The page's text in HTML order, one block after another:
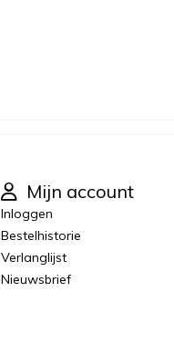
Mijn account
Inloggen
Bestelhistorie
Verlanglijst
Nieuwsbrief